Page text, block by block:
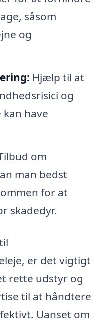
såsom
og
Hjælp til at
og
have
om
man bedst
for at
skadedyr.
er det vigtigt
rette udstyr og
til at håndtere
Uanset om